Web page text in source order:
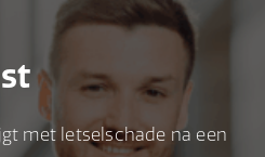
met letselschade na een